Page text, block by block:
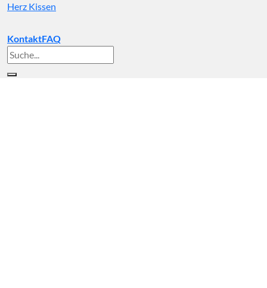
Herz Kissen
KontaktFAQ
Suche
nach: